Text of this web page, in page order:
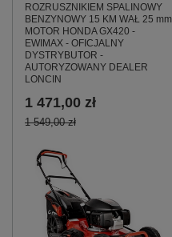
ROZRUSZNIKIEM SPALINOWY
BENZYNOWY 15 KM WAŁ 25 mm
MOTOR HONDA GX420 -
EWIMAX - OFICJALNY
DYSTRYBUTOR -
AUTORYZOWANY DEALER
LONCIN
1 471,00 zł
1 549,00 zł